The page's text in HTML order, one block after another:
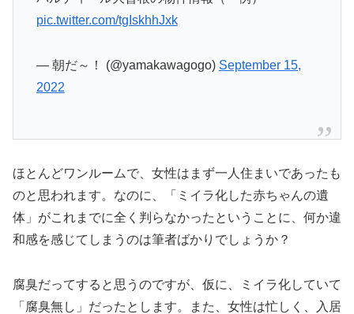
pic.twitter.com/tgIskhhJxk
— 朝だ～！ (@yamakawagogo) September 15,
2022
ほとんどワンルームで、女性はまず一人住まいであったも
のと思われます。なのに、「ミイラ化した赤ちゃんの遺
体」がこれまでに全く判らなかったということに、何か違
和感を感じてしまうのは筆者ばかりでしょうか？
腐臭だってすると思うのですが、仮に、ミイラ化していて
「腐臭無し」だったとします。また、女性は忙しく、入居